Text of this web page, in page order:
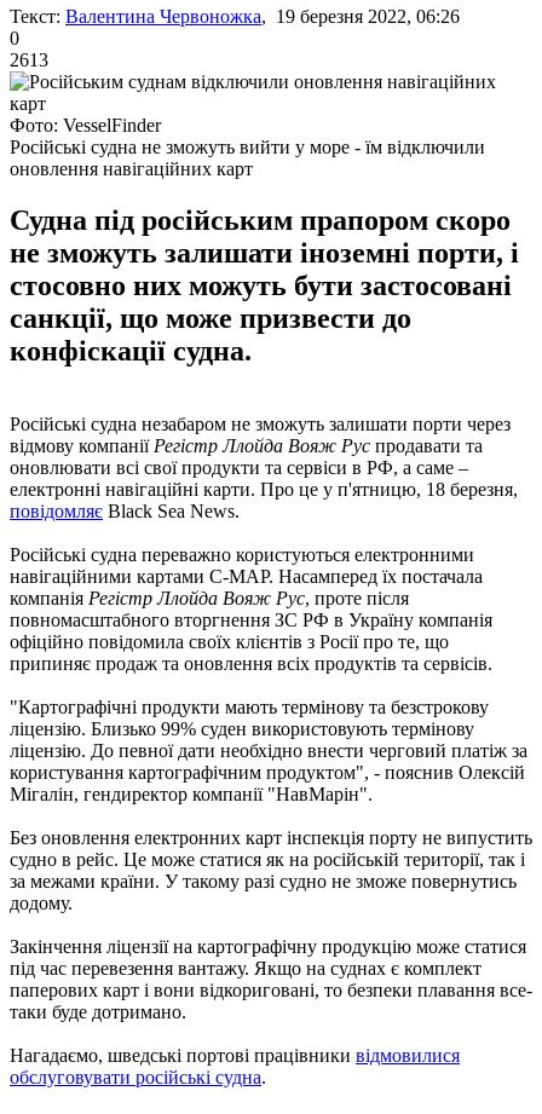
Текст: Валентина Червоножка, 19 березня 2022, 06:26
0
2613
Фото: VesselFinder
Російські судна не зможуть вийти у море - їм відключили
оновлення навігаційних карт
Судна під російським прапором скоро
не зможуть залишати іноземні порти, і
стосовно них можуть бути застосовані
санкції, що може призвести до
конфіскації судна.
Російські судна незабаром не зможуть залишати порти через
відмову компанії Регістр Ллойда Вояж Рус продавати та
оновлювати всі свої продукти та сервіси в РФ, а саме –
електронні навігаційні карти. Про це у п'ятницю, 18 березня,
повідомляє Black Sea News.
Російські судна переважно користуються електронними
навігаційними картами C-MAP. Насамперед їх постачала
компанія Регістр Ллойда Вояж Рус, проте після
повномасштабного вторгнення ЗС РФ в Україну компанія
офіційно повідомила своїх клієнтів з Росії про те, що
припиняє продаж та оновлення всіх продуктів та сервісів.
"Картографічні продукти мають термінову та безстрокову
ліцензію. Близько 99% суден використовують термінову
ліцензію. До певної дати необхідно внести черговий платіж за
користування картографічним продуктом", - пояснив Олексій
Мігалін, гендиректор компанії "НавМарін".
Без оновлення електронних карт інспекція порту не випустить
судно в рейс. Це може статися як на російській території, так і
за межами країни. У такому разі судно не зможе повернутись
додому.
Закінчення ліцензії на картографічну продукцію може статися
під час перевезення вантажу. Якщо на суднах є комплект
паперових карт і вони відкориговані, то безпеки плавання все-
таки буде дотримано.
Нагадаємо, шведські портові працівники відмовилися
обслуговувати російські судна.